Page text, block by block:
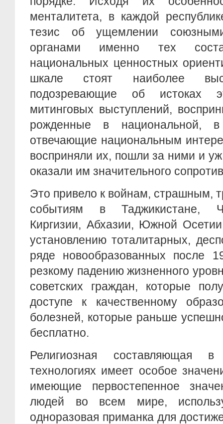
менталитета, в каждой
тезис об ущемлении союзными
органами именно тех
национальных ценностных
шкале стоят наиболее
подозревающие об истоках
митинговых выступлений,
рожденные в национальной,
отвечающие национальным
восприняли их, пошли за ними и
оказали им значительного
Это привело к войнам, страшным,
событиям в Таджикистане,
Киргизии, Абхазии, Южной
установлению тоталитарных,
ряде новообразованных после
резкому падению жизненного
советских граждан, которые
доступе к качественному
болезней, которые раньше
бесплатно.
Религиозная составляющая
технологиях имеет особое
имеющие первостепенное
людей во всем мире,
одноразовая приманка для